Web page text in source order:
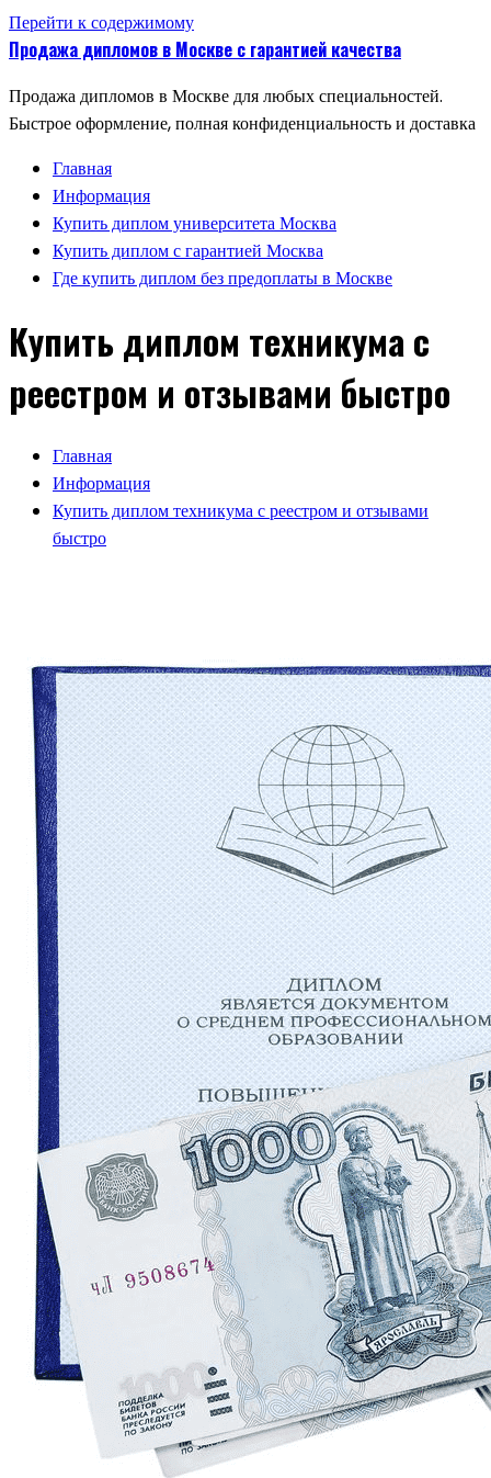
Перейти к содержимому
Продажа дипломов в Москве с гарантией качества
Продажа дипломов в Москве для любых специальностей.
Быстрое оформление, полная конфиденциальность и доставка
Главная
Информация
Купить диплом университета Москва
Купить диплом с гарантией Москва
Где купить диплом без предоплаты в Москве
Купить диплом техникума с
реестром и отзывами быстро
Главная
Информация
Купить диплом техникума с реестром и отзывами
быстро